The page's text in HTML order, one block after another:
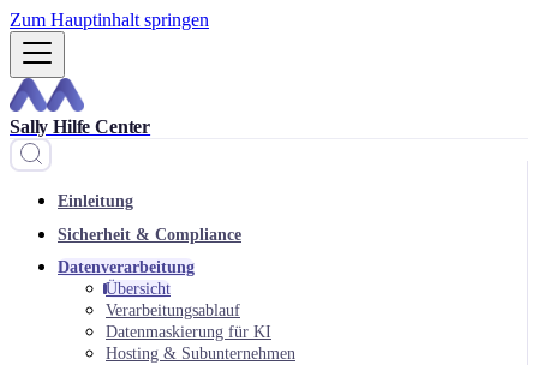
Zum Hauptinhalt springen
Sally Hilfe Center
Einleitung
Sicherheit & Compliance
Datenverarbeitung
Übersicht
Verarbeitungsablauf
Datenmaskierung für KI
Hosting & Subunternehmen